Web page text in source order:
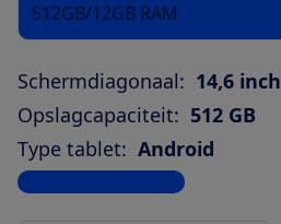
512GB/12GB RAM
Schermdiagonaal: 14,6 inch
Opslagcapaciteit: 512 GB
Type tablet: Android
Bekijk alle specificaties